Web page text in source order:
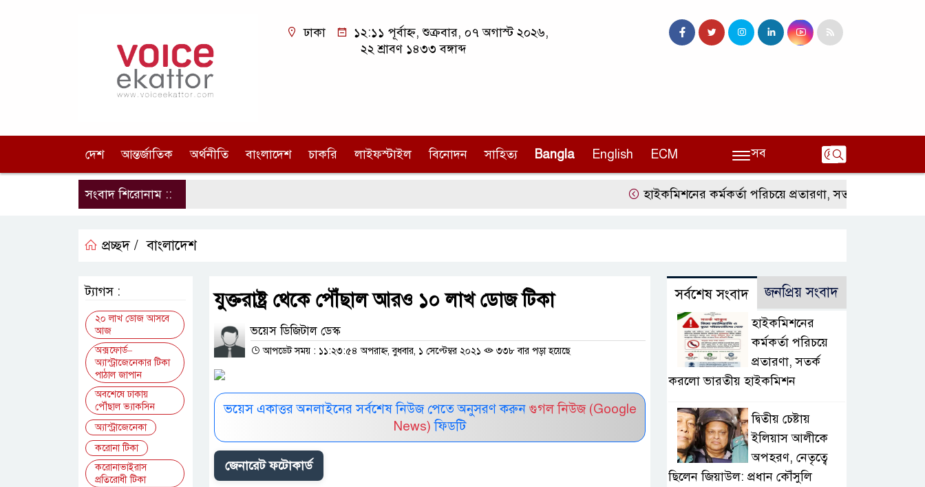
ঢাকা
১২:১১ পূর্বাহ্ন, শুক্রবার, ০৭ অগাস্ট ২০২৬,
২২ শ্রাবণ ১৪৩৩ বঙ্গাব্দ
দেশ আন্তর্জাতিক অর্থনীতি বাংলাদেশ চাকরি লাইফস্টাইল বিনোদন সাহিত্য Bangla English ECM সব
সংবাদ শিরোনাম :: হাইকমিশনের কর্মকর্তা পরিচয়ে প্রতারণা, সতর্ক করলো ভারতীয়
প্রচ্ছদ / বাংলাদেশ
যুক্তরাষ্ট্র থেকে পৌঁছাল আরও ১০ লাখ ডোজ টিকা
ভয়েস ডিজিটাল ডেস্ক
আপডেট সময় : ১১:২৩:৫৪ অপরাহ্ন, বুধবার, ১ সেপ্টেম্বর ২০২১ ৩৩৮ বার পড়া হয়েছে
ভয়েস একাত্তর অনলাইনের সর্বশেষ নিউজ পেতে অনুসরণ করুন গুগল নিউজ (Google
News) ফিডটি
জেনারেট ফটোকার্ড
ট্যাগস :
২০ লাখ ডোজ আসবে
আজ
অক্সফোর্ড–
অ্যাস্ট্রাজেনেকার টিকা
পাঠাল জাপান
অবশেষে ঢাকায়
পৌঁছাল ভ্যাকসিন
অ্যাস্ট্রাজেনেকা
করোনা টিকা
করোনাভাইরাস
প্রতিরোধী টিকা
সর্বশেষ সংবাদ জনপ্রিয় সংবাদ
হাইকমিশনের
কর্মকর্তা পরিচয়ে
প্রতারণা, সতর্ক
করলো ভারতীয় হাইকমিশন
দ্বিতীয় চেষ্টায়
ইলিয়াস আলীকে
অপহরণ, নেতৃত্বে
ছিলেন জিয়াউল: প্রধান কৌঁসুলি